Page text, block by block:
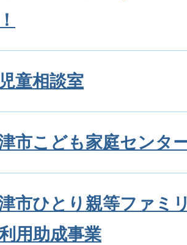
童相談室
市こども家庭センタ
市ひとり親等ファミ
用助成事業